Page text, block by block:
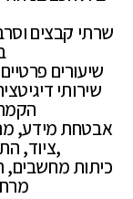
שרתי קבצים
שיעורים
שירותי
אבטחת מידע,
ציוד, התאמה אישית,
כיתות מחשבים,